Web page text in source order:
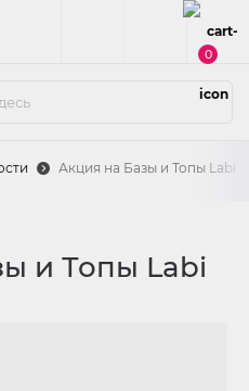
0
Акция на Базы и Топы Labi
и Топы Labi